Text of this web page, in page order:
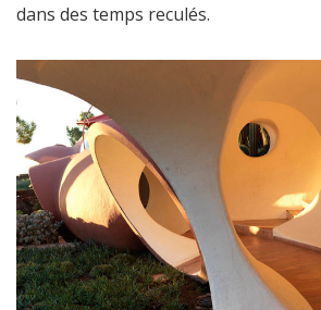
dans des temps reculés.